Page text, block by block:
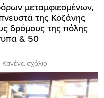
μεταμφιεσμένων,
της Κοζάνης
δρόμους της πόλης
& 50
Κανένα σχόλιο